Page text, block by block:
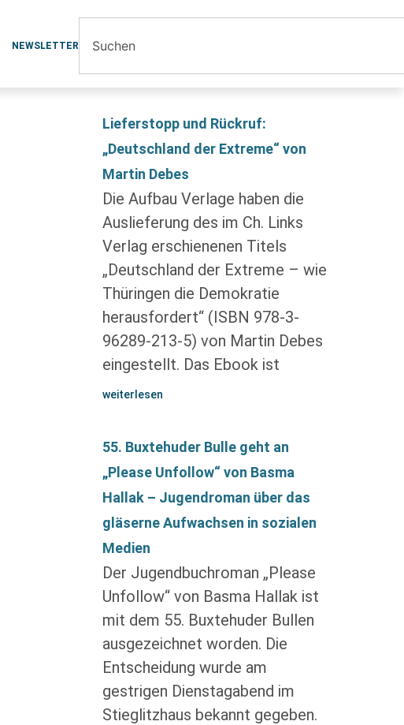
NEWSLETTER
Lieferstopp und Rückruf:
„Deutschland der Extreme“ von
Martin Debes
Die Aufbau Verlage haben die
Auslieferung des im Ch. Links
Verlag erschienenen Titels
„Deutschland der Extreme – wie
Thüringen die Demokratie
herausfordert“ (ISBN 978-3-
96289-213-5) von Martin Debes
eingestellt. Das Ebook ist
weiterlesen
55. Buxtehuder Bulle geht an
„Please Unfollow“ von Basma
Hallak – Jugendroman über das
gläserne Aufwachsen in sozialen
Medien
Der Jugendbuchroman „Please
Unfollow“ von Basma Hallak ist
mit dem 55. Buxtehuder Bullen
ausgezeichnet worden. Die
Entscheidung wurde am
gestrigen Dienstagabend im
Stieglitzhaus bekannt gegeben.